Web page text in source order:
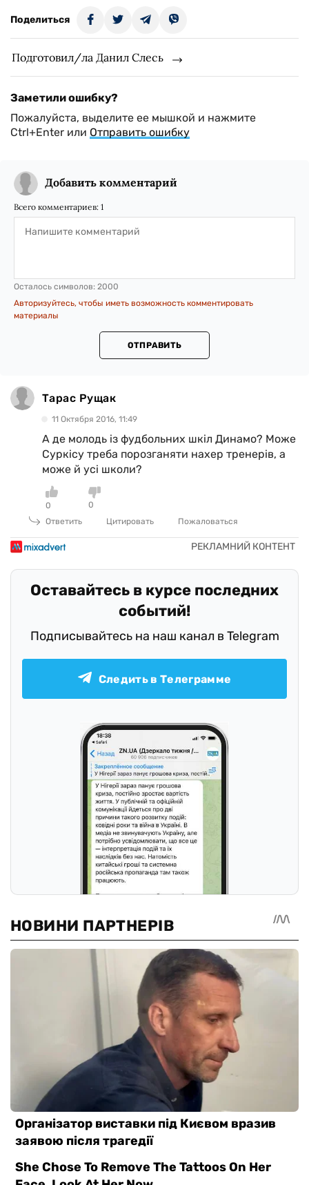
Поделиться
Подготовил/ла Данил Слесь
Заметили ошибку?
Пожалуйста, выделите ее мышкой и нажмите
Ctrl+Enter или Отправить ошибку
Добавить комментарий
Всего комментариев: 1
Осталось символов: 2000
Авторизуйтесь, чтобы иметь возможность комментировать
материалы
ОТПРАВИТЬ
Тарас Рущак
11 Октября 2016, 11:49
А де молодь із фудбольних шкіл Динамо? Може
Суркісу треба порозганяти нахер тренерів, а
може й усі школи?
0
0
Ответить
Цитировать Пожаловаться
Оставайтесь в курсе последних
событий!
Подписывайтесь на наш канал в Telegram
Следить в Телеграмме